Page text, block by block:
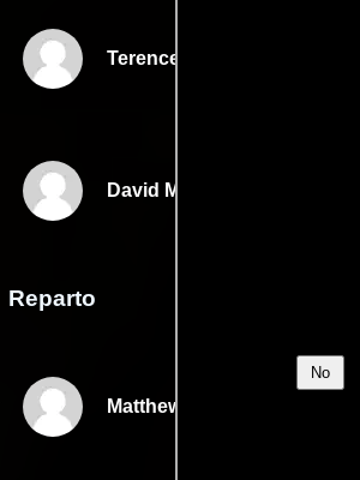
No
Terence Rattigans
David Mamets
Reparto
Matthew Pidgeon